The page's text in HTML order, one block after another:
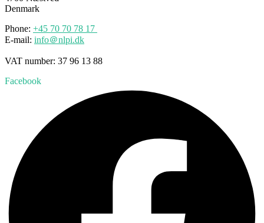
Denmark
Phone: +45 70 70 78 17
E-mail: info＠nlpi.dk
VAT number: 37 96 13 88
Facebook